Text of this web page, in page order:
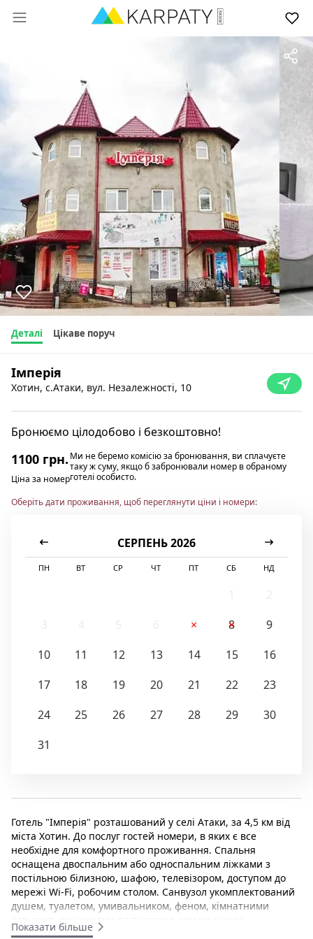
Деталі Цікаве поруч
Імперія
Хотин, с.Атаки, вул. Незалежності, 10
Бронюємо цілодобово і безкоштовно!
1100 грн.
Ціна за номер
Ми не беремо комісію за бронювання, ви сплачуєте
таку ж суму, якщо б забронювали номер в обраному
готелі особисто.
Оберіть дати проживання, щоб переглянути ціни і номери:
СЕРПЕНЬ 2026
ПН ВТ СР ЧТ ПТ СБ НД
7 8
9
10
11 12 13 14 15
16
17
18 19 20 21 22
23
24
25 26 27 28 29
30
31
Готель "Імперія" розташований у селі Атаки, за 4,5 км від
міста Хотин. До послуг гостей номери, в яких є все
необхідне для комфортного проживання. Спальня
оснащена двоспальним або односпальним ліжками з
постільною білизною, шафою, телевізором, доступом до
мережі Wi-Fi, робочим столом. Санвузол укомплектований
душем, туалетом, умивальником, феном, кімнатними
капцями, рушниками та туалетно-косметичним
приладдям. У номерах заборонено палити. На території
Показати більше